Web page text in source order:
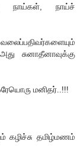
நாய்கள், நாய்ச்
சுனாதீனாவுக்கு
மனிதர்..!!!
கழிச்சு தமிழ்மணம்